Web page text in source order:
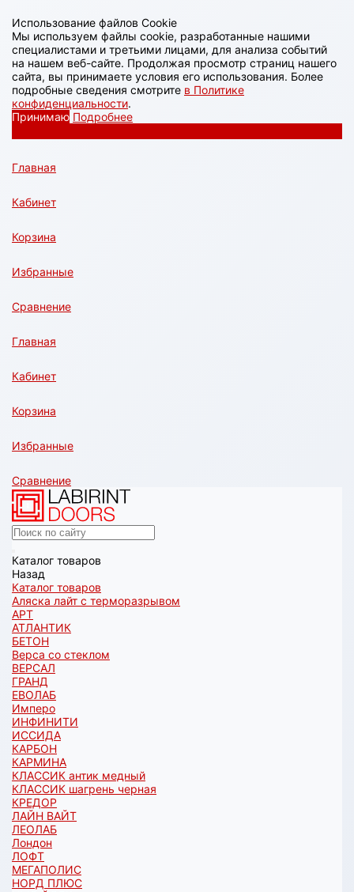
Использование файлов Cookie
Мы используем файлы cookie, разработанные нашими
специалистами и третьими лицами, для анализа событий
на нашем веб-сайте. Продолжая просмотр страниц нашего
сайта, вы принимаете условия его использования. Более
подробные сведения смотрите в Политике
конфиденциальности.
Принимаю Подробнее
Главная
Кабинет
Корзина
Избранные
Сравнение
Главная
Кабинет
Корзина
Избранные
Сравнение
Каталог товаров
Назад
Каталог товаров
Аляска лайт с терморазрывом
АРТ
АТЛАНТИК
БЕТОН
Верса со стеклом
ВЕРСАЛ
ГРАНД
ЕВОЛАБ
Имперо
ИНФИНИТИ
ИССИДА
КАРБОН
КАРМИНА
КЛАССИК антик медный
КЛАССИК шагрень черная
КРЕДОР
ЛАЙН ВАЙТ
ЛЕОЛАБ
Лондон
ЛОФТ
МЕГАПОЛИС
НОРД ПЛЮС